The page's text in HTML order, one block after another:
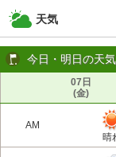
天気
今日・明日の天気
07日
(金)
AM
晴